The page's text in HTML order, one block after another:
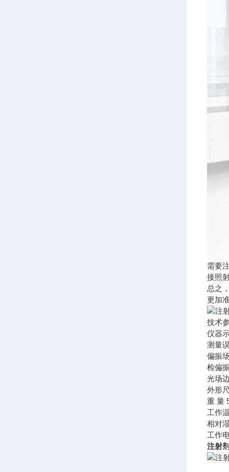
需要
接照
总之
更加
技术
仪器
测量
偏振
检偏
光场
外形
重 量
工作
相对
工作
注射